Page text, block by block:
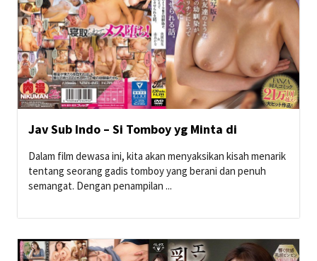
Jav Sub Indo – Si Tomboy yg Minta di
Dalam film dewasa ini, kita akan menyaksikan kisah menarik
tentang seorang gadis tomboy yang berani dan penuh
semangat. Dengan penampilan ...